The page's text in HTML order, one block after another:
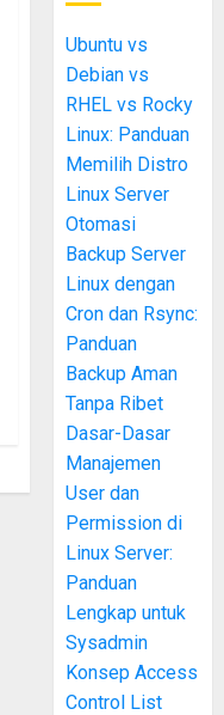
Ubuntu vs
Debian vs
RHEL vs Rocky
Linux: Panduan
Memilih Distro
Linux Server
Otomasi
Backup Server
Linux dengan
Cron dan Rsync:
Panduan
Backup Aman
Tanpa Ribet
Dasar-Dasar
Manajemen
User dan
Permission di
Linux Server:
Panduan
Lengkap untuk
Sysadmin
Konsep Access
Control List